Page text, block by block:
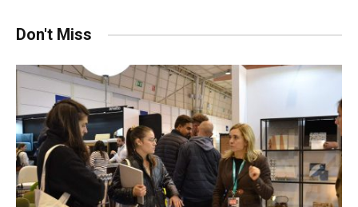
Don't Miss